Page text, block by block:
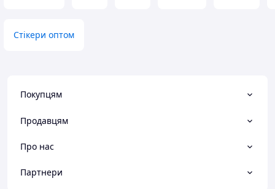
Стікери оптом
Покупцям
Продавцям
Про нас
Партнери